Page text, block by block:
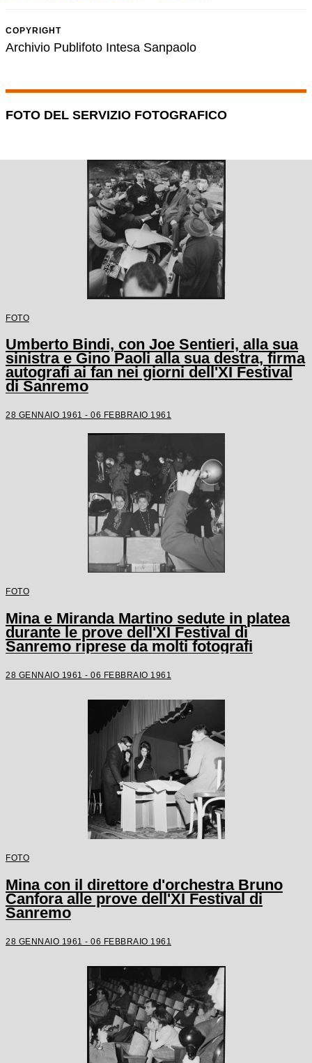
COPYRIGHT
Archivio Publifoto Intesa Sanpaolo
FOTO DEL SERVIZIO FOTOGRAFICO
FOTO
Umberto Bindi, con Joe Sentieri, alla sua
sinistra e Gino Paoli alla sua destra, firma
autografi ai fan nei giorni dell'XI Festival
di Sanremo
28 GENNAIO 1961 - 06 FEBBRAIO 1961
FOTO
Mina e Miranda Martino sedute in platea
durante le prove dell'XI Festival di
Sanremo riprese da molti fotografi
28 GENNAIO 1961 - 06 FEBBRAIO 1961
FOTO
Mina con il direttore d'orchestra Bruno
Canfora alle prove dell'XI Festival di
Sanremo
28 GENNAIO 1961 - 06 FEBBRAIO 1961